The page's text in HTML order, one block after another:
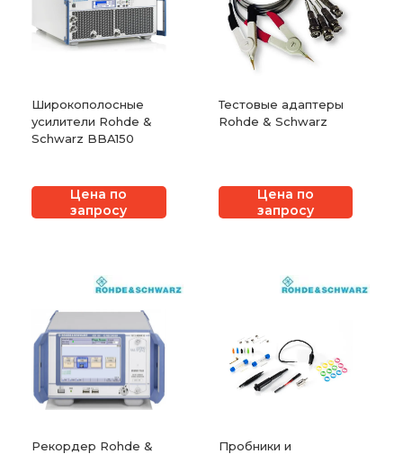
Широкополосные
усилители Rohde &
Schwarz BBA150
Цена по
запросу
Тестовые адаптеры
Rohde & Schwarz
Цена по
запросу
Рекордер Rohde &
Пробники и